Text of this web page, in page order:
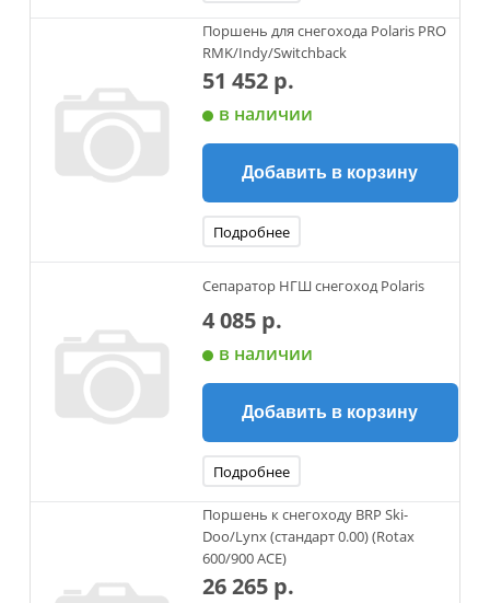
Поршень для снегохода Polaris PRO
RMK/Indy/Switchback
51 452 р.
в наличии
Добавить в корзину
Подробнее
Сепаратор НГШ снегоход Polaris
4 085 р.
в наличии
Добавить в корзину
Подробнее
Поршень к снегоходу BRP Ski-
Doo/Lynx (стандарт 0.00) (Rotax
600/900 ACE)
26 265 р.